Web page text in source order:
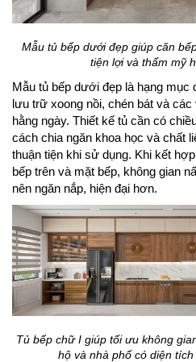
Mẫu tủ bếp dưới đẹp giúp căn
tiện lợi và thẩm mỹ
Mẫu tủ bếp dưới đẹp là hạng mục
lưu trữ xoong nồi, chén bát và các
hằng ngày. Thiết kế tủ cần có
cách chia ngăn khoa học và chất
thuận tiện khi sử dụng. Khi kết
bếp trên và mặt bếp, không gian
nên ngăn nắp, hiện đại hơn.
Tủ bếp chữ I giúp tối ưu không
hộ và nhà phố có diện tích